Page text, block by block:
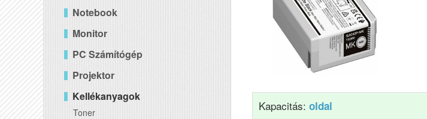
Notebook
Monitor
PC Számítógép
Projektor
Kellékanyagok
Toner
Kapacitás: oldal